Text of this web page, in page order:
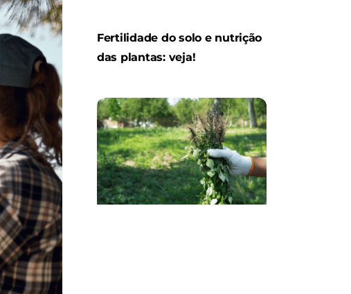
Fertilidade do solo e nutrição
das plantas: veja!